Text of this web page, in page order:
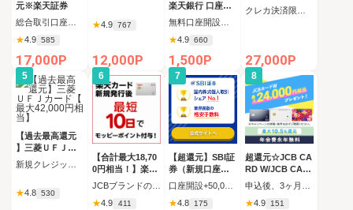
元※楽天証券
★4.9 585
17,000P
★4.9 767
12,000P
楽天銀行 口座開
設
★4.9 660
1,500P
枚]【クレカ限定
】(読んでHAPPY
27,000P
5
【過去最高還元
】三菱ＵＦＪカ
ード【最大42,00
0円相当】
★4.8 530
6
【合計最大18,70
0円相当！】楽天
カード【JCBキ
ャンペーン実施
中】
★4.9 411
7
【超還元】SBI証
券（新規口座開
設+50,000円以上
入金）
★4.8 175
8
超還元☆JCB CA
RD W/JCB CAR
D W plus L(39歳
以下限定)
★4.9 151